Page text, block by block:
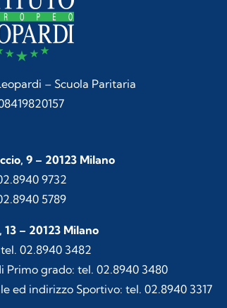
– Scuola Paritaria
9 – 20123 Milano
9732
5789
– 20123 Milano
02.8940 3482
Primo grado: tel. 02.8940 3480
ed indirizzo Sportivo: tel. 02.8940 3317